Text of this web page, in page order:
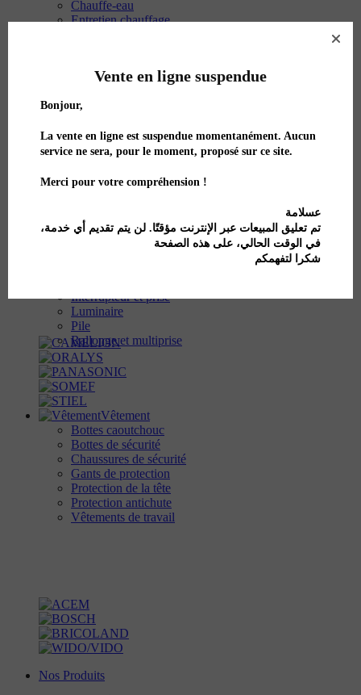
Chauffe-eau
Entretien chauffage
Thermomètre
Vase d'expansion
Ampoule
Câble et cosse
Interrupteur et prise
Luminaire
Pile
Rallonge et multiprise
Vêtement
Bottes caoutchouc
Bottes de sécurité
Chaussures de sécurité
Gants de protection
Protection de la tête
Protection antichute
Vêtements de travail
Nos Produits
Vente en ligne suspendue
Bonjour,
La vente en ligne est suspendue momentanément. Aucun
service ne sera, pour le moment, proposé sur ce site.
Merci pour votre compréhension !
عسلامة
تم تعليق المبيعات عبر الإنترنت مؤقتًا. لن يتم تقديم أي خدمة،
في الوقت الحالي، على هذه الصفحة
شكرا لتفهمكم